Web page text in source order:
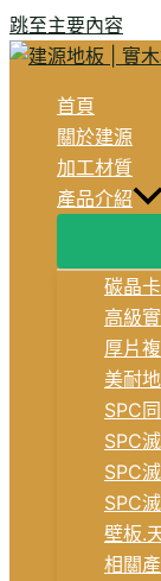
跳至主要內容
首頁
關於建源
加工材質
產品介紹
碳晶
高級
厚片
美耐
SPC
SPC
SPC
SPC
壁板.
相關